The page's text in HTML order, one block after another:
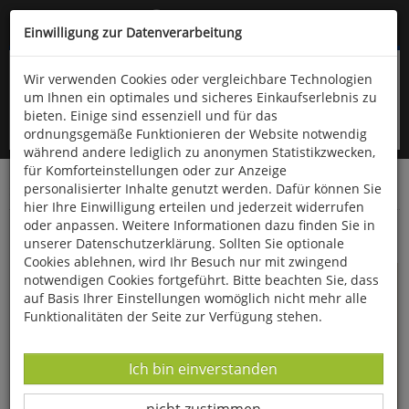
Kompletten Head der Seite überspringen
oder (06766) 9323-960
Startseite Bücher Geschichte Diverses
Auf der Suche nach neuen Welten
Einwilligung zur Datenverarbeitung
Wir verwenden Cookies oder vergleichbare Technologien
um Ihnen ein optimales und sicheres Einkaufserlebnis zu
bieten. Einige sind essenziell und für das
ordnungsgemäße Funktionieren der Website notwendig
während andere lediglich zu anonymen Statistikzwecken,
für Komforteinstellungen oder zur Anzeige
personalisierter Inhalte genutzt werden. Dafür können Sie
hier Ihre Einwilligung erteilen und jederzeit widerrufen
oder anpassen. Weitere Informationen dazu finden Sie in
unserer Datenschutzerklärung. Sollten Sie optionale
Cookies ablehnen, wird Ihr Besuch nur mit zwingend
notwendigen Cookies fortgeführt. Bitte beachten Sie, dass
auf Basis Ihrer Einstellungen womöglich nicht mehr alle
Funktionalitäten der Seite zur Verfügung stehen.
Datenverarbeitung -
Ich bin einverstanden